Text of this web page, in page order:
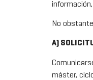
No
A)
máster,